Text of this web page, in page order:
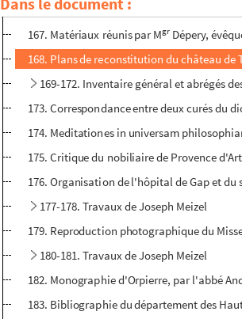
166. Notes sur la vallée de Freissinières et
167. Matériaux réunis par Mgr Dépery,
168. Plans de reconstitution du château
169-172. Inventaire général et abrégés
173. Correspondance entre deux curés du
174. Meditationes in universam
175. Critique du nobiliaire de Provence
176. Organisation de l'hôpital de Gap et
177-178. Travaux de Joseph Meizel
179. Reproduction photographique du
180-181. Travaux de Joseph Meizel
182. Monographie d'Orpierre, par l'abbé
183. Bibliographie du département des